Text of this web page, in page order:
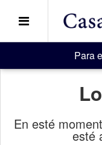
Para
En esté
esté